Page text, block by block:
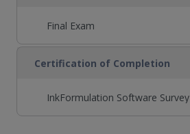
Final Exam
Certification of Completion
InkFormulation Software Survey